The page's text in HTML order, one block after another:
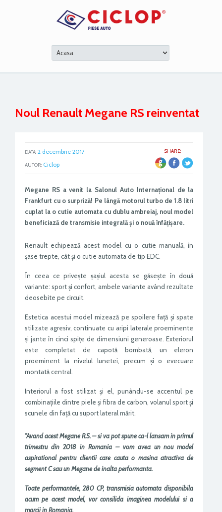
Noul Renault Megane RS reinventat
SHARE:
DATA: 2 decembrie 2017
AUTOR: Ciclop
Megane RS a venit la Salonul Auto Internațional de la
Frankfurt cu o surpriză! Pe lângă motorul turbo de 1.8 litri
cuplat la o cutie automata cu dublu ambreiaj, noul model
beneficiază de transmisie integrală și o nouă înfățișare.
Renault echipează acest model cu o cutie manuală, în
șase trepte, cât și o cutie automata de tip EDC.
În ceea ce privește șașiul acesta se găsește în două
variante: sport și confort, ambele variante având rezultate
deosebite pe circuit.
Estetica acestui model mizează pe spoilere față și spate
stilizate agresiv, continuate cu aripi laterale proeminente
și jante în cinci spițe de dimensiuni generoase. Exteriorul
este completat de capotă bombată, un eleron
proeminent la nivelul lunetei, precum și o evecuare
montată central.
Interiorul a fost stilizat și el, punându-se accentul pe
combinațiile dintre piele și fibra de carbon, volanul sport și
scunele din față cu suport lateral mărit.
”Avand acest Megane R.S. – si va pot spune ca-l lansam in primul
trimestru din 2018 in Romania – vom avea un nou model
aspirational pentru clientii care cauta o masina atractiva de
segment C sau un Megane de inalta performanta.
Toate performantele, 280 CP, transmisia automata disponibila
acum pe acest model, vor consilida imaginea modelului si a
marcii in Romania.